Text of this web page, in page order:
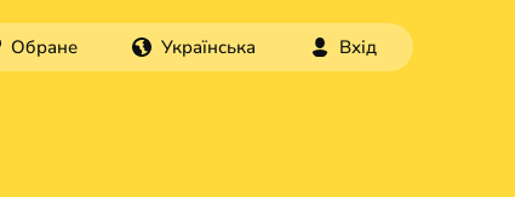
Обране Українська Вхід